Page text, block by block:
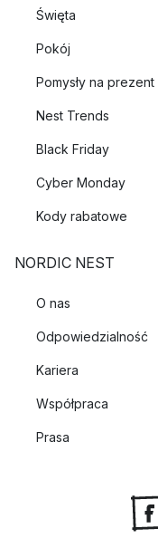
Święta
Pokój
Pomysły na prezent
Nest Trends
Black Friday
Cyber Monday
Kody rabatowe
NORDIC NEST
O nas
Odpowiedzialność
Kariera
Współpraca
Prasa